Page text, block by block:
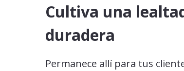
Cultiva una
duradera
Permanece allí para tus